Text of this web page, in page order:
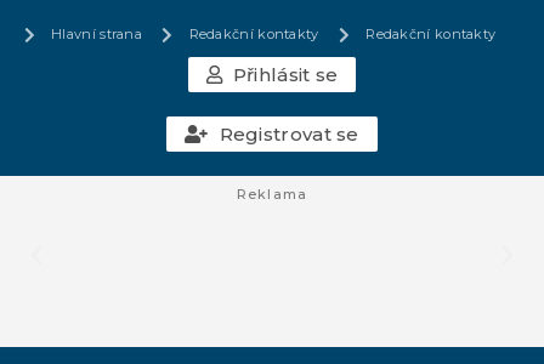
Hlavní strana Redakční kontakty Redakční kontakty
Přihlásit se
Registrovat se
Reklama